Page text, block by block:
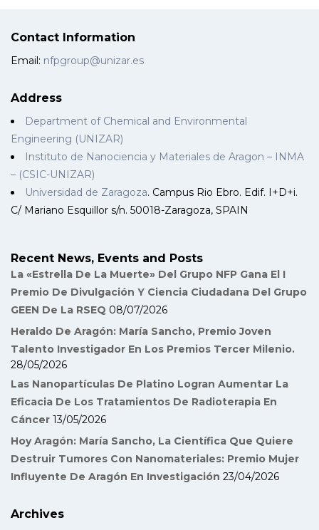
Contact Information
Email: nfpgroup@unizar.es
Address
Department of Chemical and Environmental
Engineering (UNIZAR)
Instituto de Nanociencia y Materiales de Aragon – INMA
– (CSIC-UNIZAR)
Universidad de Zaragoza. Campus Rio Ebro. Edif. I+D+i.
C/ Mariano Esquillor s/n. 50018-Zaragoza, SPAIN
Recent News, Events and Posts
La «Estrella De La Muerte» Del Grupo NFP Gana El I
Premio De Divulgación Y Ciencia Ciudadana Del Grupo
GEEN De La RSEQ 08/07/2026
Heraldo De Aragón: María Sancho, Premio Joven
Talento Investigador En Los Premios Tercer Milenio.
28/05/2026
Las Nanopartículas De Platino Logran Aumentar La
Eficacia De Los Tratamientos De Radioterapia En
Cáncer 13/05/2026
Hoy Aragón: María Sancho, La Científica Que Quiere
Destruir Tumores Con Nanomateriales: Premio Mujer
Influyente De Aragón En Investigación 23/04/2026
Archives